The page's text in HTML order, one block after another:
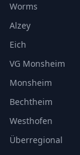
Worms
Alzey
Eich
VG Monsheim
Monsheim
Bechtheim
Westhofen
Überregional